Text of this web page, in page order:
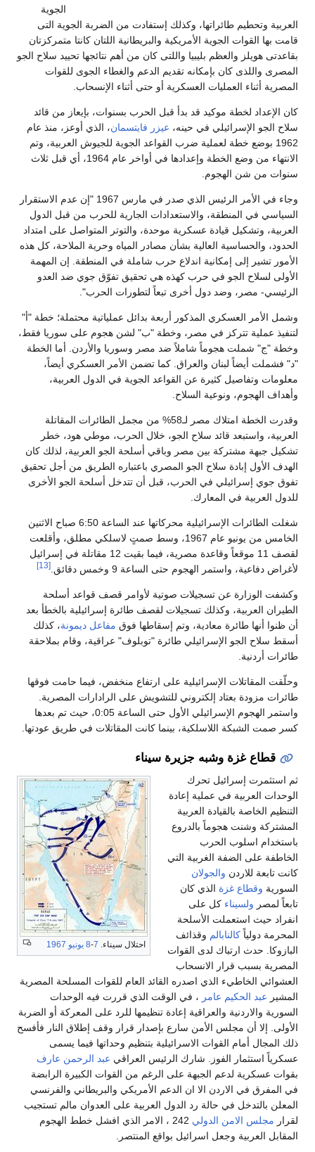
الجوية
العربية وتحطيم طائراتها، وكذلك إستفادت من الضربة الجوية التى
قامت بها القوات الجوية الأمريكية والبريطانية اللتان كانتا متمركزتان
بقاعدتى هويلز والعظم بليبيا واللتى كان من أهم نتائجها تحييد سلاح الجو
المصرى واللذى كان بإمكانه تقديم الدعم والغطاء الجوى للقوات
المصرية أثناء العمليات العسكرية أو حتى أثناء الإنسحاب.
كان الإعداد لخطة موكيد قد بدأ قبل الحرب بسنوات، بإيعاز من قائد
سلاح الجو الإسرائيلي في حينه، عيزر فايتسمان، الذي أوعز، منذ عام
1962 بوضع خطة لعملية ضرب القواعد الجوية للجيوش العربية، وتم
الانتهاء من وضع الخطة وإعدادها في أواخر عام 1964، أي قبل ثلاث
سنوات من شن الهجوم.
وجاء في الأمر الرئيس الذي صدر في مارس 1967 "إن عدم الاستقرار
السياسي في المنطقة، والاستعدادات الجارية للحرب من قبل الدول
العربية، وتشكيل قيادة عسكرية موحدة، والتوتر المتواصل على امتداد
الحدود، والحساسية العالية بشأن مصادر المياه وحرية الملاحة، كل هذه
الأمور تشير إلى إمكانية اندلاع حرب شاملة في المنطقة. إن المهمة
الأولى لسلاح الجو في حرب كهذه هي تحقيق تفوّق جوي ضد العدو
الرئيسي- مصر، وضد دول أخرى تبعاً لتطورات الحرب".
وشمل الأمر العسكري المذكور أربعة بدائل عملياتية محتملة؛ خطة "أ"
لتنفيذ عملية تتركز في مصر، وخطة "ب" لشن هجوم على سوريا فقط،
وخطة "ج" شملت هجوماً شاملاً ضد مصر وسوريا والأردن. أما الخطة
"د" فشملت أيضاً لبنان والعراق. كما تضمن الأمر العسكري أيضاً،
معلومات وتفاصيل كثيرة عن القواعد الجوية في الدول العربية،
وأهداف الهجوم، ونوعية السلاح.
وقدرت الخطة امتلاك مصر لـ58% من مجمل الطائرات المقاتلة
العربية، واستبعد قائد سلاح الجو، خلال الحرب، موطي هود، خطر
تشكيل جبهة مشتركة بين مصر وباقي أسلحة الجو العربية، لذلك كان
الهدف الأول إبادة سلاح الجو المصري باعتباره الطريق من أجل تحقيق
تفوق جوي إسرائيلي في الحرب، قبل أن تتدخل أسلحة الجو الأخرى
للدول العربية في المعارك.
شغلت الطائرات الإسرائيلية محركاتها عند الساعة 6:50 صباح الاثنين
الخامس من يونيو عام 1967، وسط صمتٍ لاسلكي مطلق، وأقلعت
لقصف 11 موقعاً وقاعدة مصرية، فيما بقيت 12 مقاتلة في إسرائيل
لأغراض دفاعية، واستمر الهجوم حتى الساعة 9 وخمس دقائق.
[13]
وكشفت الوزارة عن تسجيلات صوتية لأوامر قصف قواعد أسلحة
الطيران العربية، وكذلك تسجيلات لقصف طائرة إسرائيلية بالخطأ بعد
أن ظنوا أنها طائرة معادية، وتم إسقاطها فوق مفاعل ديمونة، كذلك
أسقط سلاح الجو الإسرائيلي طائرة "توبلوف" عراقية، وقام بملاحقة
طائرات أردنية.
وحلّقت المقاتلات الإسرائيلية على ارتفاع منخفض، فيما حامت فوقها
طائرات مزودة بعتاد إلكتروني للتشويش على الرادارات المصرية.
واستمر الهجوم الإسرائيلي الأول حتى الساعة 0:05، حيث تم بعدها
كسر صمت الشبكة اللاسلكية، بينما كانت المقاتلات في طريق عودتها.
قطاع غزة وشبه جزيرة سيناء
احتلال سيناء. 7
-8 يونيو 1967
ثم استثمرت إسرائيل تحرك
الوحدات العربية في عملية إعادة
التنظيم الخاصة بالقيادة العربية
المشتركة وشنت هجوماً بالدروع
باستخدام اسلوب الحرب
الخاطفة على الضفة الغربية التي
كانت تابعة للاردن والجولان
السورية وقطاع غزة الذي كان
تابعاً لمصر ولسيناء كل على
انفراد حيث استعملت الأسلحة
المحرمة دولياً كالنابالم وقذائف
البازوكا. حدث ارتباك لدى القوات
المصرية بسبب قرار الانسحاب
العشوائي الخاطيء الذي اصدره القائد العام للقوات المسلحة المصرية
المشير عبد الحكيم عامر ، في الوقت الذي قررت فيه الوحدات
السورية والاردنية والعراقية إعادة تنظيمها للرد على المعركة أو الضربة
الأولى. إلا أن مجلس الأمن سارع بإصدار قرار وقف إطلاق النار فأفسح
ذلك المجال أمام القوات الاسرائيلية بتنظيم وحداتها فيما يسمى
عسكرياً استثمار الفوز. شارك الرئيس العراقي عبد الرحمن عارف
بقوات عسكرية لدعم الجبهة على الرغم من القوات الكبيرة الرابضة
في المفرق في الاردن الا ان الدعم الأمريكي والبريطاني والفرنسي
المعلن بالتدخل في حالة رد الدول العربية على العدوان مالم تستجيب
لقرار مجلس الامن الدولي
242 ، الامر الذي افشل خطط الهجوم
المقابل العربية وجعل اسرائيل بواقع المنتصر.